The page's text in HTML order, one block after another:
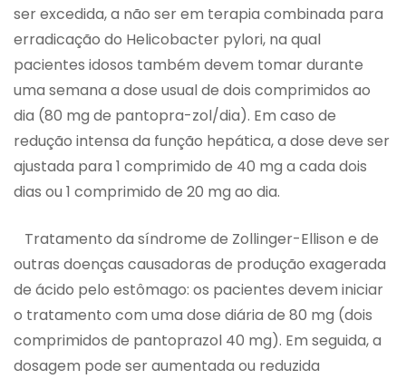
ser excedida, a não ser em terapia combinada para
erradicação do Helicobacter pylori, na qual
pacientes idosos também devem tomar durante
uma semana a dose usual de dois comprimidos ao
dia (80 mg de pantopra-zol/dia). Em caso de
redução intensa da função hepática, a dose deve ser
ajustada para 1 comprimido de 40 mg a cada dois
dias ou 1 comprimido de 20 mg ao dia.
Tratamento da síndrome de Zollinger-Ellison e de
outras doenças causadoras de produção exagerada
de ácido pelo estômago: os pacientes devem iniciar
o tratamento com uma dose diária de 80 mg (dois
comprimidos de pantoprazol 40 mg). Em seguida, a
dosagem pode ser aumentada ou reduzida